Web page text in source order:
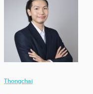
Thongchai